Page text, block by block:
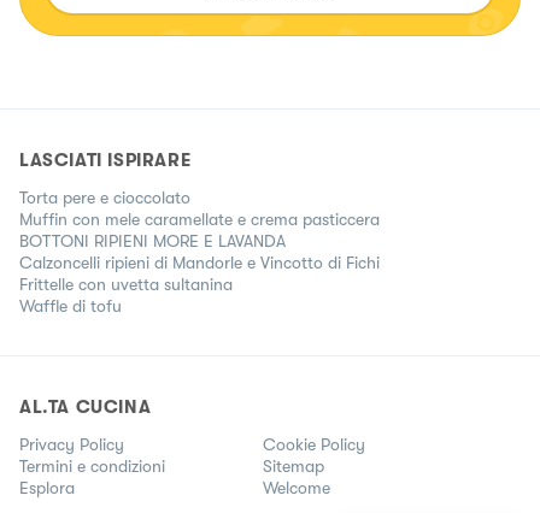
LASCIATI ISPIRARE
Torta pere e cioccolato
Muffin con mele caramellate e crema pasticcera
BOTTONI RIPIENI MORE E LAVANDA
Calzoncelli ripieni di Mandorle e Vincotto di Fichi
Frittelle con uvetta sultanina
Waffle di tofu
AL.TA CUCINA
Privacy Policy
Cookie Policy
Termini e condizioni
Sitemap
Esplora
Welcome